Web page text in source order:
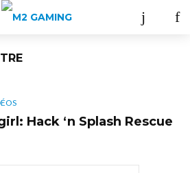
Hack ‘n Splash Rescue